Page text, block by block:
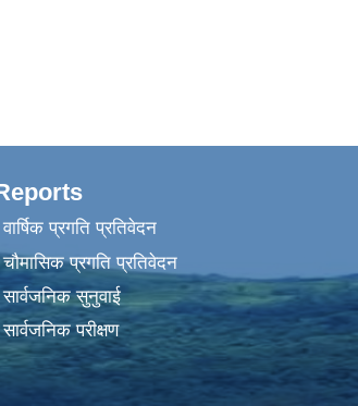
वार्षिक प्रगति प्रतिवेदन
चौमासिक प्रगति प्रतिवेदन
सार्वजनिक सुनुवाई
सार्वजनिक परीक्षण